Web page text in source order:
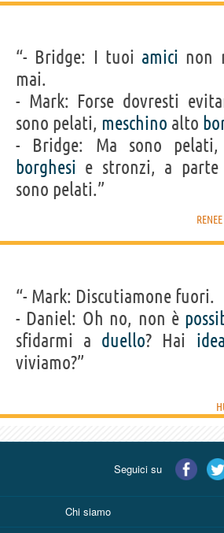
“- Bridge: I tuoi amici non
mai.
- Mark: Forse dovresti
sono pelati, meschino alto
- Bridge: Ma sono pelati,
borghesi e stronzi, a
sono pelati.”
“- Mark: Discutiamone fuori.
- Daniel: Oh no, non è
sfidarmi a duello? Hai idea
viviamo?”
Seguici su
Chi siamo